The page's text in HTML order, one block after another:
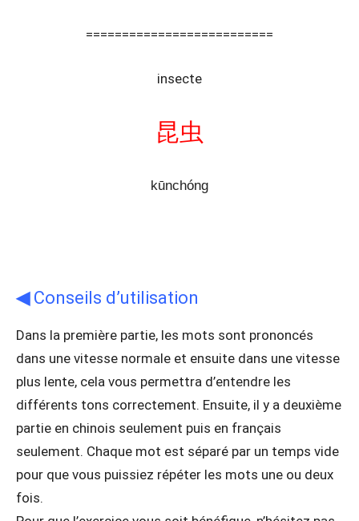
==========================
insecte
昆虫
kūnchóng
◀ Conseils d’utilisation
Dans la première partie, les mots sont prononcés
dans une vitesse normale et ensuite dans une vitesse
plus lente, cela vous permettra d’entendre les
différents tons correctement. Ensuite, il y a deuxième
partie en chinois seulement puis en français
seulement. Chaque mot est séparé par un temps vide
pour que vous puissiez répéter les mots une ou deux
fois.